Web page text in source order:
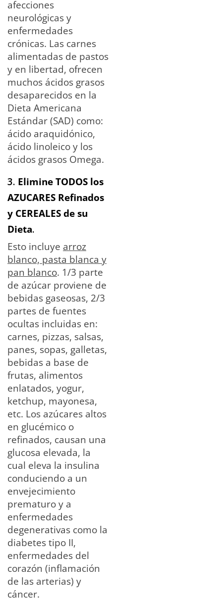
afecciones
neurológicas y
enfermedades
crónicas. Las carnes
alimentadas de pastos
y en libertad, ofrecen
muchos ácidos grasos
desaparecidos en la
Dieta Americana
Estándar (SAD) como:
ácido araquidónico,
ácido linoleico y los
ácidos grasos Omega.
3. Elimine TODOS los
AZUCARES Refinados
y CEREALES de su
Dieta.
Esto incluye arroz
blanco, pasta blanca y
pan blanco. 1/3 parte
de azúcar proviene de
bebidas gaseosas, 2/3
partes de fuentes
ocultas incluidas en:
carnes, pizzas, salsas,
panes, sopas, galletas,
bebidas a base de
frutas, alimentos
enlatados, yogur,
ketchup, mayonesa,
etc. Los azúcares altos
en glucémico o
refinados, causan una
glucosa elevada, la
cual eleva la insulina
conduciendo a un
envejecimiento
prematuro y a
enfermedades
degenerativas como la
diabetes tipo II,
enfermedades del
corazón (inflamación
de las arterias) y
cáncer.